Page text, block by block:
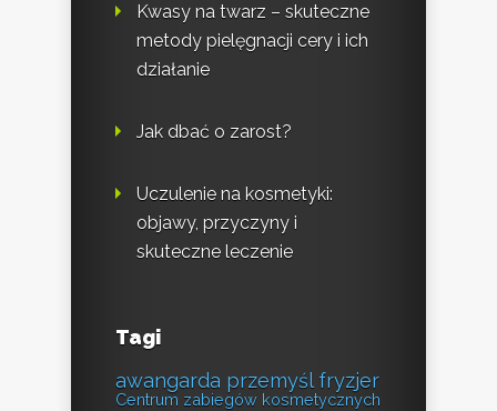
Kwasy na twarz – skuteczne
metody pielęgnacji cery i ich
działanie
Jak dbać o zarost?
Uczulenie na kosmetyki:
objawy, przyczyny i
skuteczne leczenie
Tagi
awangarda przemyśl fryzjer
Centrum zabiegów kosmetycznych